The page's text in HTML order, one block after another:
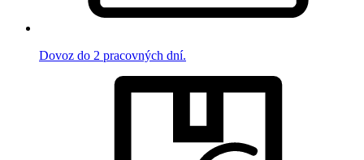
Dovoz do 2 pracovných dní.